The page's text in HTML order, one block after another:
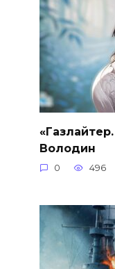
Володин
0 496